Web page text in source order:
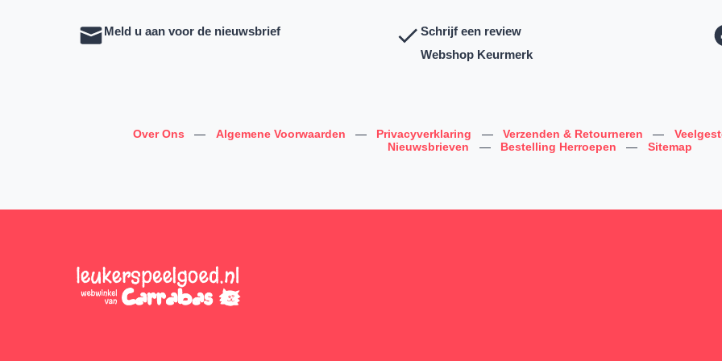
Meld u aan voor de nieuwsbrief
Schrijf een review
Webshop Keurmerk
Over Ons — Algemene Voorwaarden — Privacyverklaring — Verzenden & Retourneren —
Nieuwsbrieven
— Bestelling Herroepen — Sitemap